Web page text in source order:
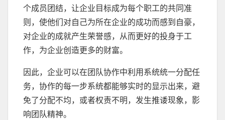
个成员团结，让企业目标成为每个职工的共同准
则，使他们对自己为所在企业的成功而感到自豪，
对企业的成就产生荣誉感，从而更好的投身于工
作，为企业创造更多的财富。
因此，企业可以在团队协作中利用系统统一分配任
务，协作的每一步系统都能够实时的显示出来，避
免了分配不均，或者权责不明，发生推诿现象，影
响团队精神。